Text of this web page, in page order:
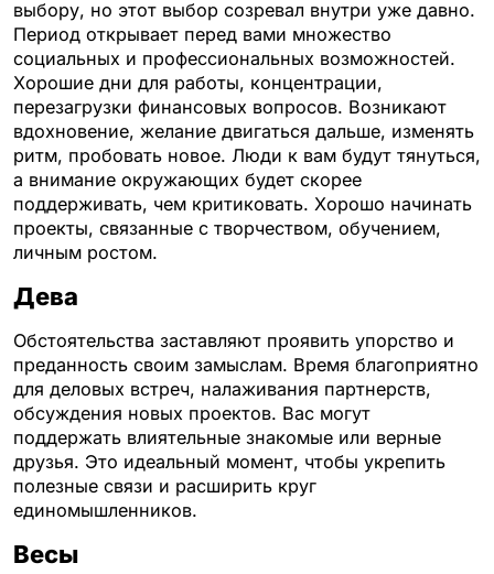
выбору, но этот выбор созревал внутри уже давно.
Период открывает перед вами множество
социальных и профессиональных возможностей.
Хорошие дни для работы, концентрации,
перезагрузки финансовых вопросов. Возникают
вдохновение, желание двигаться дальше, изменять
ритм, пробовать новое. Люди к вам будут тянуться,
а внимание окружающих будет скорее
поддерживать, чем критиковать. Хорошо начинать
проекты, связанные с творчеством, обучением,
личным ростом.
Дева
Обстоятельства заставляют проявить упорство и
преданность своим замыслам. Время благоприятно
для деловых встреч, налаживания партнерств,
обсуждения новых проектов. Вас могут
поддержать влиятельные знакомые или верные
друзья. Это идеальный момент, чтобы укрепить
полезные связи и расширить круг
единомышленников.
Весы